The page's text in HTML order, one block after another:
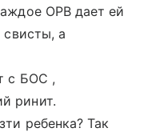
ОРВ дает ей
свисты, а
с БОС ,
ринит.
ребенка? Так